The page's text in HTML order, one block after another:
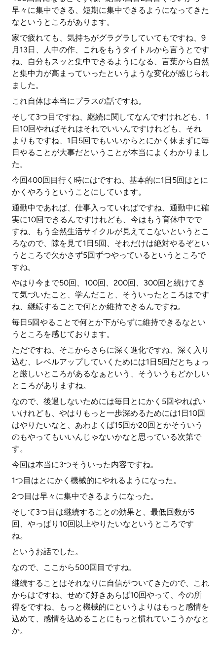
早々に集中できる、短期に集中できるようになってきた
なというところがあります。
家で疲れても、気持ちがグラグラしていてもですね、9
月13日、人中の作、これをもうタイトルから言うとです
ね、自分もスッと集中できるようになる、言葉から自然
と集中力が高まっていったというような変化が感じられ
ました。
これ自体は本当にプラスの話ですね。
そして3つ目ですね、継続に関してなんですけれども、1
日10回やればそれはそれでいいんですけれども、それ
よりもですね、1日5回でもいいからとにかく休まずに毎
日やることが大事だということが本当によくわかりまし
た。
今回400回目行く時にはですね、基本的に1日5回はとに
かくやろうということにしています。
通勤中であれば、仕事入っていればですね、通勤中に確
実に10回できるんですけれども、今はもう育休中でで
すね、もう全然生活サイクルが見えてこないというとこ
ろなので、隙を見て1日5回、それだけは絶対やるぞとい
うところで欠かさず5回ずつやっているというところで
すね。
やはり今まで50回、100回、200回、300回と続けてき
て気づいたこと、学んだこと、そういったところはです
ね、継続することで何とか維持できるんですね。
毎日5回やることで何とか下がらずに維持できるなとい
うところを感じております。
ただですね、そこからさらに深く進化ですね、深く入り
込む、レベルアップしていくためには1日5回だとちょっ
と厳しいところがあるなぁという、そういうもどかしい
ところがありますね。
なので、後退しないためには毎日とにかく5回やればい
いけれども、やはりもっと一歩深めるためには1日10回
はやりたいなと、あわよくば15回か20回とかそういう
のもやってもいいんじゃないかなと思っている次第で
す。
今回は本当に3つそういった内容ですね。
1つ目はとにかく機械的にやれるようになった。
2つ目は早々に集中できるようになった。
そして3つ目は継続することの効果と、最低回数が5
回、やっぱり10回以上やりたいなというところです
ね。
というお話でした。
なので、ここから500回目ですね。
継続することはそれなりに自信がついてきたので、これ
からはですね、せめて好きあらば10回やって、今の所
得をですね、もっと機械的にというよりはもっと感情を
込めて、感情を込めることにもっと慣れていこうかなと
か。